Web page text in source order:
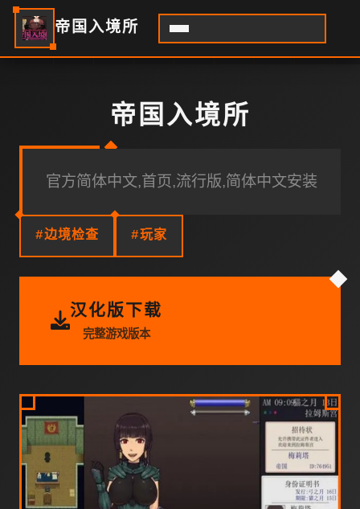
帝国入境所
帝国入境所
官方简体中文,首页,流行版,简体中文安装
#边境检查 #玩家
汉化版下载
完整游戏版本